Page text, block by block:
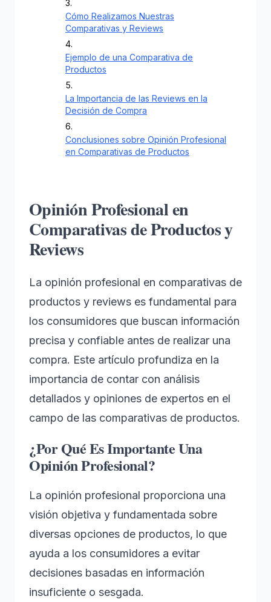
Cómo Realizamos Nuestras
Comparativas y Reviews
Ejemplo de una Comparativa de
Productos
La Importancia de las Reviews en la
Decisión de Compra
Conclusiones sobre Opinión Profesional
en Comparativas de Productos
Opinión Profesional en
Comparativas de Productos y
Reviews
La opinión profesional en comparativas de
productos y reviews es fundamental para
los consumidores que buscan información
precisa y confiable antes de realizar una
compra. Este artículo profundiza en la
importancia de contar con análisis
detallados y opiniones de expertos en el
campo de las comparativas de productos.
¿Por Qué Es Importante Una
Opinión Profesional?
La opinión profesional proporciona una
visión objetiva y fundamentada sobre
diversas opciones de productos, lo que
ayuda a los consumidores a evitar
decisiones basadas en información
insuficiente o sesgada.